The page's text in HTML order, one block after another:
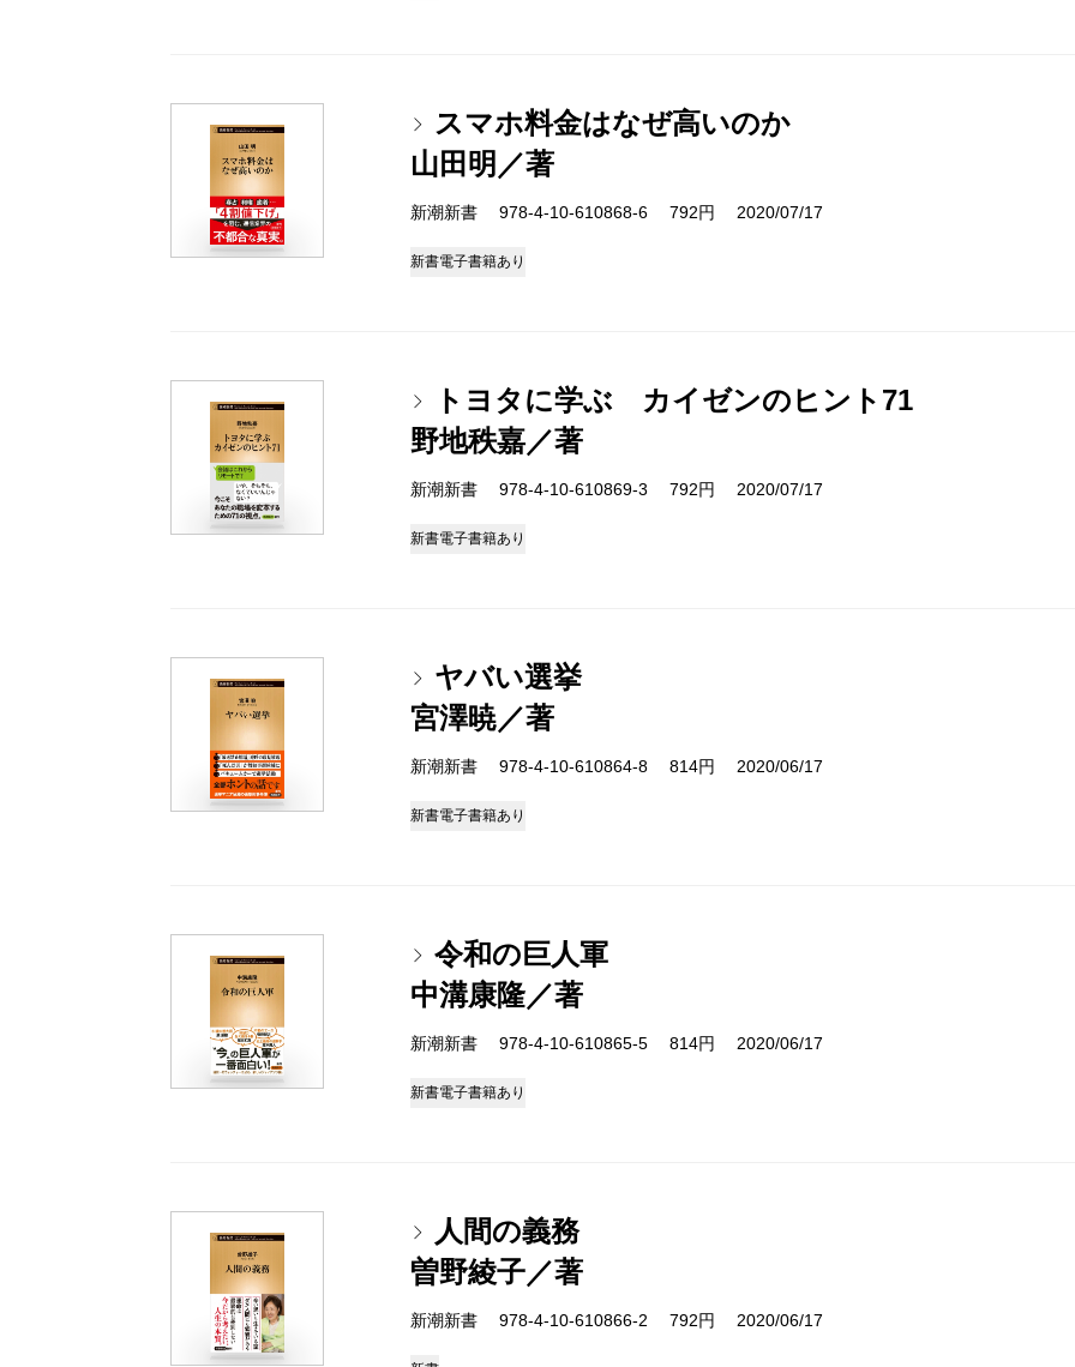
スマホ料金はなぜ高いのか
山田明／著
新潮新書 978-4-10-610868-6 792円 2020/07/17
新書電子書籍あり
トヨタに学ぶ カイゼンのヒント71
野地秩嘉／著
新潮新書 978-4-10-610869-3 792円 2020/07/17
新書電子書籍あり
ヤバい選挙
宮澤暁／著
新潮新書 978-4-10-610864-8 814円 2020/06/17
新書電子書籍あり
令和の巨人軍
中溝康隆／著
新潮新書 978-4-10-610865-5 814円 2020/06/17
新書電子書籍あり
人間の義務
曽野綾子／著
新潮新書 978-4-10-610866-2 792円 2020/06/17